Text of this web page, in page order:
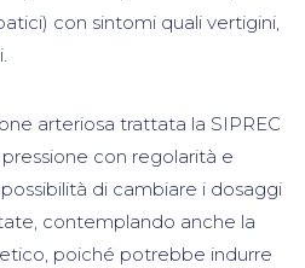
con sintomi quali vertigini,
arteriosa trattata la SIPREC
con regolarità e
di cambiare i dosaggi
contemplando anche la
poiché potrebbe indurre